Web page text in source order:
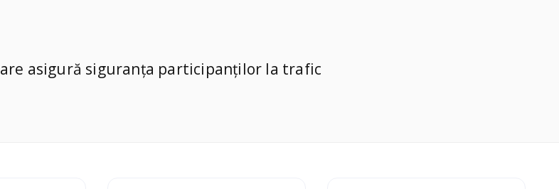
asigură siguranța participanților la trafic